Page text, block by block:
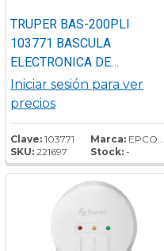
TRUPER BAS-200PLI
103771 BASCULA
ELECTRONICA DE
PLATAFORMA 200KG
INOXIDABLE - BATERIA
RECARGABLE -DURACION
150 HORAS - DISPLAY LCD
-TORRETA PLEGABLE
Iniciar sesión para ver
precios
Clave: 103771
SKU: 221697
Marca:EPCOM POWER
Stock:-